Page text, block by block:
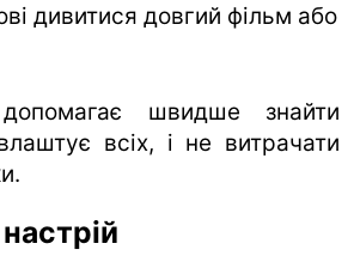
дивитися довгий фільм або
швидше знайти
всіх, і не витрачати